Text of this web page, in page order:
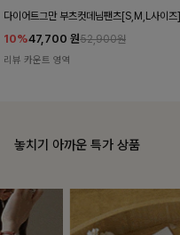
다이어트그만 부츠컷데님팬츠[S,M,L사이즈]
10%47,700 원52,900원
리뷰 카운트 영역
놓치기 아까운 특가 상품